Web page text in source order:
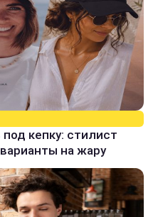
кепку: стилист
на жару